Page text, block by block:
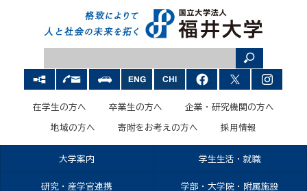
在学生の方へ 卒業生の方へ 企業・研究機関の方へ
地域の方へ 寄附をお考えの方へ 採用情報
大学案内 学生生活・就職
研究・産学官連携 学部・大学院・附属施設